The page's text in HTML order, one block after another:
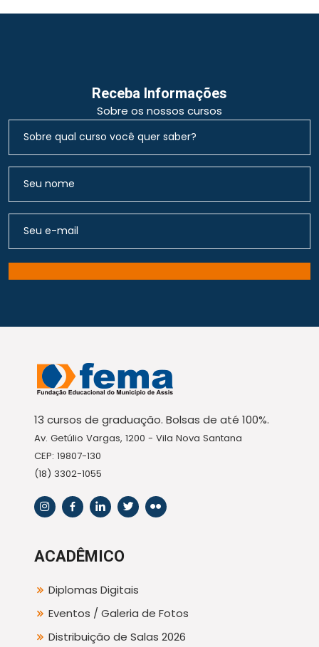
Receba Informações
Sobre os nossos cursos
13 cursos de graduação. Bolsas de até 100%.
Av. Getúlio Vargas, 1200 - Vila Nova Santana
CEP: 19807-130
(18) 3302-1055
ACADÊMICO
Diplomas Digitais
Eventos / Galeria de Fotos
Distribuição de Salas 2026